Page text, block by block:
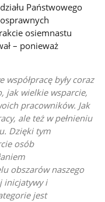
Państwowego
osiemnastu
– ponieważ
były coraz
jak wielkie wsparcie,
pracowników. Jak
ale też w pełnieniu
Dzięki tym
osób
obszarów naszego
inicjatywy i
jest